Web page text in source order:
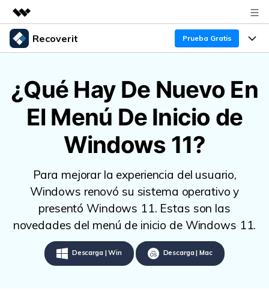
Productos destacados
Utilidades
Resumen
Soluciones
Quiénes somos
Sala de prensa
Soporte
Recoverit Prueba Gratis
Recoverit para Windows
Líder en recuperación para Windows
Pruébalo Gratis
Recoverit para Mac
Recupera datos ilimitados del sistema Mac
Pruébalo Gratis
Funciones
Recuperar de Unidades
Recuperar Medios Borrados
Soluciones de Recuperación Exclusivas
Recuperar Documentos
Recursos
Experto en Recuperación de Datos
Historias de Clientes
Temas Destacados
DESCARGAR Sign In
¿Qué Hay De Nuevo En
El Menú De Inicio de
Windows 11?
Para mejorar la experiencia del usuario,
Windows renovó su sistema operativo y
presentó Windows 11. Estas son las
novedades del menú de inicio de Windows 11.
Descarga | Win Descarga | Mac